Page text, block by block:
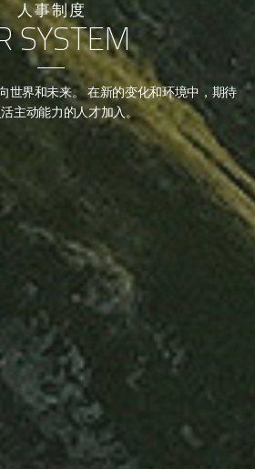
人事制度
SYSTEM
世界和未来。 在新的变化和环境中，期待
主动能力的人才加入。